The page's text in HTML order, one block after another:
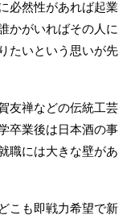
必然性があれば起業
かがいればその人に
たいという思いが先
友禅などの伝統工芸
卒業後は日本酒の事
職には大きな壁があ
こも即戦力希望で新